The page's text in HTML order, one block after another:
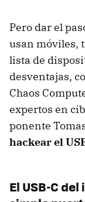
Pero dar el
usan móviles,
lista de
desventajas,
Chaos
expertos en
ponente
hackear el
El USB-C